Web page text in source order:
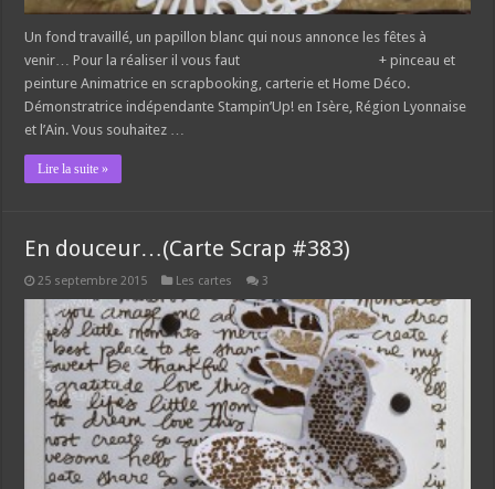
Un fond travaillé, un papillon blanc qui nous annonce les fêtes à
venir… Pour la réaliser il vous faut + pinceau et
peinture Animatrice en scrapbooking, carterie et Home Déco.
Démonstratrice indépendante Stampin’Up! en Isère, Région Lyonnaise
et l’Ain. Vous souhaitez …
Lire la suite »
En douceur…(Carte Scrap #383)
25 septembre 2015 Les cartes 3